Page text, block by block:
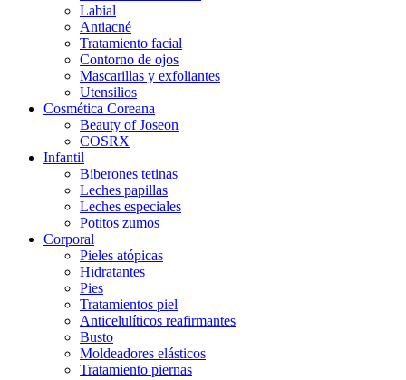
Labial
Antiacné
Tratamiento facial
Contorno de ojos
Mascarillas y exfoliantes
Utensilios
Cosmética Coreana
Beauty of Joseon
COSRX
Infantil
Biberones tetinas
Leches papillas
Leches especiales
Potitos zumos
Corporal
Pieles atópicas
Hidratantes
Pies
Tratamientos piel
Anticelulíticos reafirmantes
Busto
Moldeadores elásticos
Tratamiento piernas